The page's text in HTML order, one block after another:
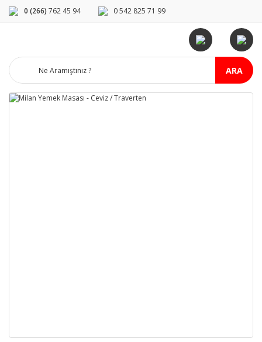
0 (266) 762 45 94 0 542 825 71 99
ARA